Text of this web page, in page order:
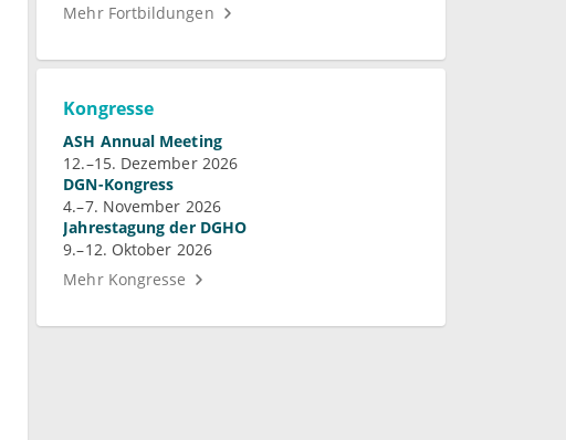
Mehr Fortbildungen
Kongresse
ASH Annual Meeting
12.–15. Dezember 2026
DGN-Kongress
4.–7. November 2026
Jahrestagung der DGHO
9.–12. Oktober 2026
Mehr Kongresse